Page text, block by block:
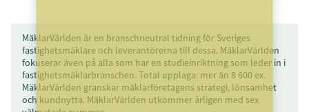
MäklarVärlden är en branschneutral tidning för Sveriges
fastighetsmäklare och leverantörerna till dessa. MäklarVärlden
fokuserar även på alla som har en studieinriktning som leder in i
fastighetsmäklarbranschen. Total upplaga: mer än 8 600 ex.
MäklarVärlden granskar mäklarföretagens strategi, lönsamhet
och kundnytta. MäklarVärlden utkommer årligen med sex